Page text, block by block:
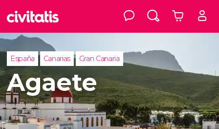
España Canarias Gran Canaria
Agaete